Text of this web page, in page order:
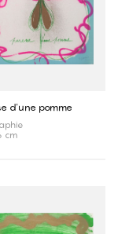
d'une pomme
cm